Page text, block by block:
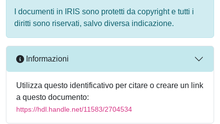
I documenti in IRIS sono protetti da copyright e tutti i
diritti sono riservati, salvo diversa indicazione.
Informazioni
Utilizza questo identificativo per citare o creare un link
a questo documento:
https://hdl.handle.net/11583/2704534